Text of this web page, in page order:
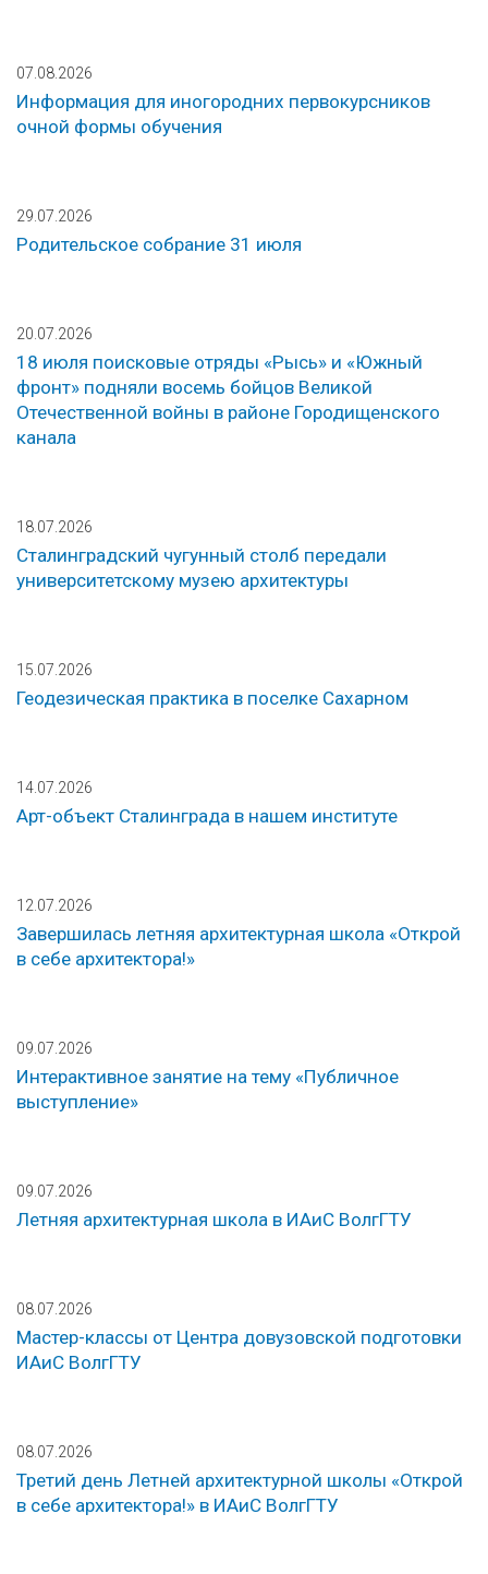
07.08.2026
Информация для иногородних первокурсников
очной формы обучения
29.07.2026
Родительское собрание 31 июля
20.07.2026
18 июля поисковые отряды «Рысь» и «Южный
фронт» подняли восемь бойцов Великой
Отечественной войны в районе Городищенского
канала
18.07.2026
Сталинградский чугунный столб передали
университетскому музею архитектуры
15.07.2026
Геодезическая практика в поселке Сахарном
14.07.2026
Арт-объект Сталинграда в нашем институте
12.07.2026
Завершилась летняя архитектурная школа «Открой
в себе архитектора!»
09.07.2026
Интерактивное занятие на тему «Публичное
выступление»
09.07.2026
Летняя архитектурная школа в ИАиС ВолгГТУ
08.07.2026
Мастер-классы от Центра довузовской подготовки
ИАиС ВолгГТУ
08.07.2026
Третий день Летней архитектурной школы «Открой
в себе архитектора!» в ИАиС ВолгГТУ